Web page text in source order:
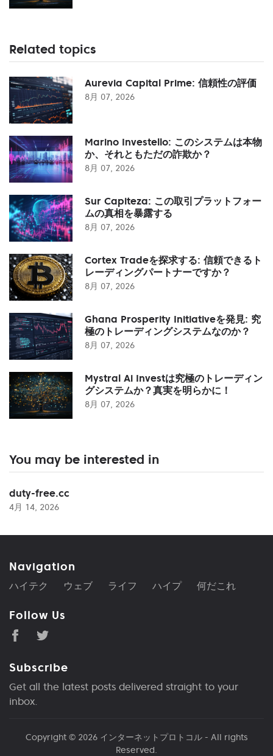
Related topics
Aurevia Capital Prime: 信頼性の評価
8月 07, 2026
Marino Investello: このシステムは本物
か、それともただの詐欺か？
8月 07, 2026
Sur Capiteza: この取引プラットフォー
ムの真相を暴露する
8月 07, 2026
Cortex Tradeを探求する: 信頼できるト
レーディングパートナーですか？
8月 07, 2026
Ghana Prosperity Initiativeを発見: 究
極のトレーディングシステムなのか？
8月 07, 2026
Mystral Ai Investは究極のトレーディン
グシステムか？真実を明らかに！
8月 07, 2026
You may be interested in
duty-free.cc
4月 14, 2026
Navigation
ハイテク ウェブ ライフ ハイプ 何だこれ
Follow Us
Subscribe
Get all the latest posts delivered straight to your
inbox.
Copyright © 2026 インターネットプロトコル- All rights
Reserved.